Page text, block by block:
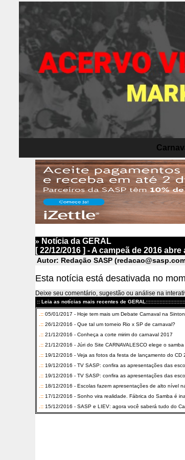
» Notícia da GERAL
[ 22/12/2016 ] - A campeã de 2016
Autor: Redação SASP
Esta notícia está desativada no
Deixe seu comentário, sugestão ou análise na
:: Leia as notícias mais recentes de
.:: 05/01/2017 - Hoje tem mais um Debate Carnaval na
.:: 26/12/2016 - Que tal um torneio Rio x SP de carnaval?
.:: 21/12/2016 - Conheça a corte mirim do carnaval 2017
.:: 21/12/2016 - Júri do Site CARNAVALESCO elege o
.:: 19/12/2016 - Veja as fotos da festa de lançamento do CD
.:: 19/12/2016 - TV SASP: confira as apresentações das
.:: 19/12/2016 - TV SASP: confira as apresentações das
.:: 18/12/2016 - Escolas fazem apresentações de alto nível
.:: 17/12/2016 - Sonho vira realidade. Fábrica do Samba é
.:: 15/12/2016 - SASP e LIEV: agora você saberá tudo do